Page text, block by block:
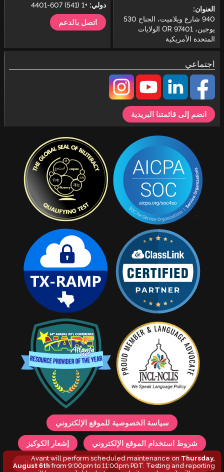
العنوان:
940 شارع ويلاميت، الجناح 530
يوجين، OR 97401 الولايات
المتحدة الأمريكية
دولي: +1 (541) 607-4401
اتصل بالدعم
اجتماعي
انضم إلى قائمتنا البريدية
سياسة الخصوصية للموقع الإلكتروني
شروط استخدام الموقع الإلكتروني إشعار الكوكيز
سياسة الخصوصية للمنتج إشعار الخصوصية للأطفال
Avant will perform scheduled maintenance on Thursday,
August 6thfrom 9:00pm to 11:00pm PDT. Testing and reporting